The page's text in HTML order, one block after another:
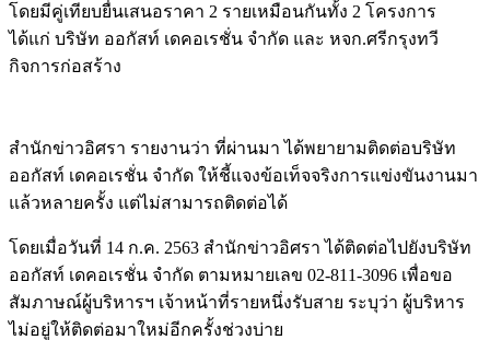
โดยมีคู่เทียบยื่นเสนอราคา 2 รายเหมือนกันทั้ง 2 โครงการ
ได้แก่ บริษัท ออกัสท์ เดคอเรชั่น จำกัด และ หจก.ศรีกรุงทวี
กิจการก่อสร้าง
สำนักข่าวอิศรา รายงานว่า ที่ผ่านมา ได้พยายามติดต่อบริษัท
ออกัสท์ เดคอเรชั่น จำกัด ให้ชี้แจงข้อเท็จจริงการแข่งขันงานมา
แล้วหลายครั้ง แต่ไม่สามารถติดต่อได้
โดยเมื่อวันที่ 14 ก.ค. 2563 สำนักข่าวอิศรา ได้ติดต่อไปยังบริษัท
ออกัสท์ เดคอเรชั่น จำกัด ตามหมายเลข 02-811-3096 เพื่อขอ
สัมภาษณ์ผู้บริหารฯ เจ้าหน้าที่รายหนึ่งรับสาย ระบุว่า ผู้บริหาร
ไม่อยู่ให้ติดต่อมาใหม่อีกครั้งช่วงบ่าย